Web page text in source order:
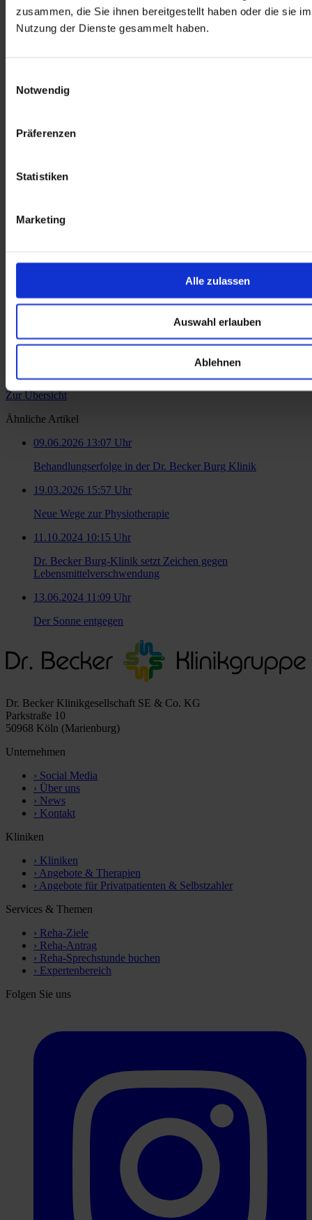
zusammen, die Sie ihnen bereitgestellt haben oder die sie
Nutzung der Dienste gesammelt haben.
Notwendig
Präferenzen
Statistiken
Marketing
Alle zulassen
Auswahl erlauben
Ablehnen
Zur Übersicht
Ähnliche Artikel
09.06.2026 13:07 Uhr
Behandlungserfolge in der Dr. Becker Burg Klinik
19.03.2026 15:57 Uhr
Neue Wege zur Physiotherapie
11.10.2024 10:15 Uhr
Dr. Becker Burg-Klinik setzt Zeichen gegen
Lebensmittelverschwendung
13.06.2024 11:09 Uhr
Der Sonne entgegen
Dr. Becker Klinikgesellschaft SE & Co. KG
Parkstraße 10
50968 Köln (Marienburg)
Unternehmen
› Social Media
› Über uns
› News
› Kontakt
Kliniken
› Kliniken
› Angebote & Therapien
› Angebote für Privatpatienten & Selbstzahler
Services & Themen
› Reha-Ziele
› Reha-Antrag
› Reha-Sprechstunde buchen
› Expertenbereich
Folgen Sie uns